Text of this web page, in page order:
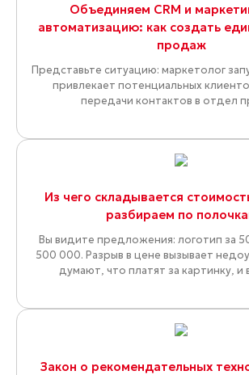
Объединяем CRM и
автоматизацию: как создать
продаж
Представьте ситуацию: маркетолог
привлекает потенциальных
передачи контактов в отдел
Из чего складывается
разбираем по
Вы видите предложения: логотип за
500 000. Разрыв в цене вызывает
думают, что платят за картинку, и
Закон о рекомендательных